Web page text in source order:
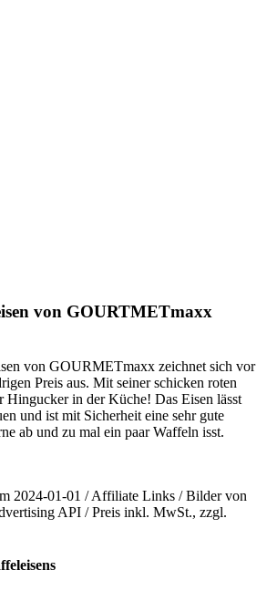
von GOURTMETmaxx
von GOURMETmaxx zeichnet sich vor
Preis aus. Mit seiner schicken roten
Hingucker in der Küche! Das Eisen lässt
und ist mit Sicherheit eine sehr gute
ab und zu mal ein paar Waffeln isst.
2024-01-01 / Affiliate Links / Bilder von
API / Preis inkl. MwSt., zzgl.